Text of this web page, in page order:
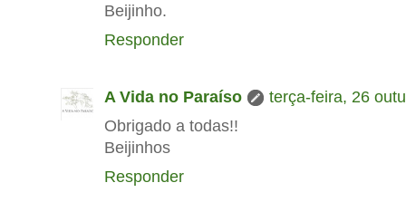
Beijinho.
Responder
A Vida no Paraíso
terça-feira, 26
Obrigado a todas!!
Beijinhos
Responder